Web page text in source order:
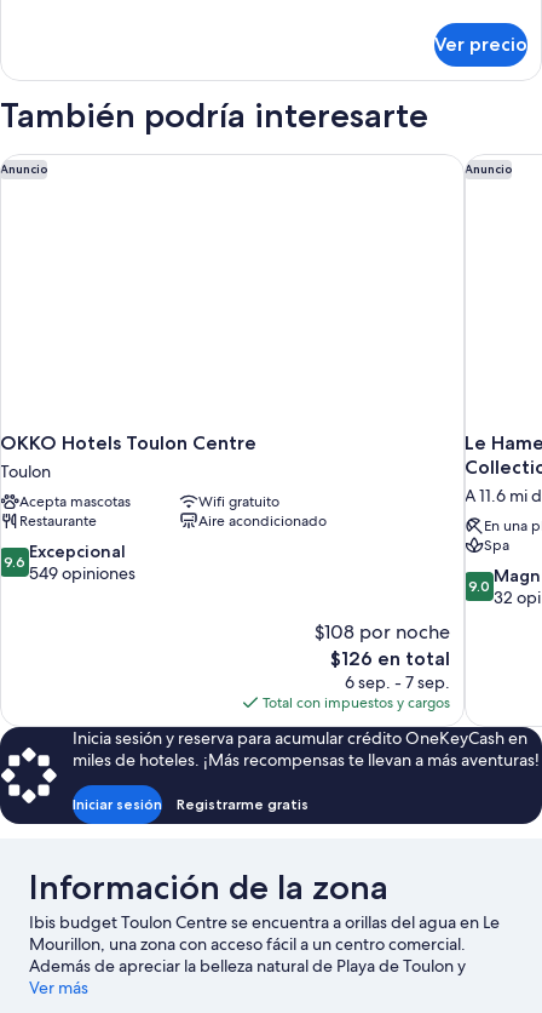
camas
triple,
camas
Ver precio
También podría interesarte
Anuncio
OKKO Hotels Toulon Centre
Toulon
Acepta mascotas
Wifi gratuito
Restaurante
Aire acondicionado
9.6
de
9.6 Excepcional
549 opiniones
$108 por noche
El
precio
actual
es
de
$126
$126 en total
6 sep. - 7 sep.
Total con impuestos y cargos
OKKO Hotels Toulon Centre Anuncio
Le
A 11.6 mi
En una
Spa
9.0
de
9.0
32
Le
Inicia sesión y reserva para acumular crédito OneKeyCash en
miles de hoteles. ¡Más recompensas te llevan a más aventuras!
Iniciar sesión Registrarme gratis
Información de la zona
Ibis budget Toulon Centre se encuentra a orillas del agua en Le
Mourillon, una zona con acceso fácil a un centro comercial.
Además de apreciar la belleza natural de Playa de Toulon y
Península de Giens, aquellos que deseen hacer una actividad
Ver más